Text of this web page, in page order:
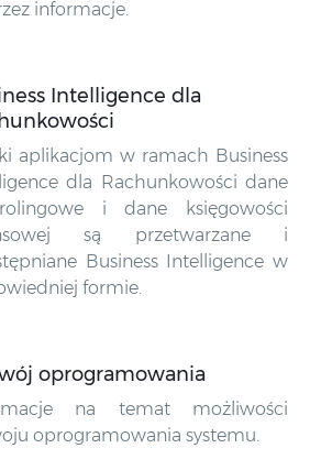
informacje.
Intelligence dla
aplikacjom w ramach Business
dla Rachunkowości dane
i dane księgowości
są przetwarzane i
Business Intelligence w
formie.
oprogramowania
na temat możliwości
oprogramowania systemu.